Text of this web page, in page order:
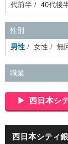
代前半
40代後
性別
男性
女性 無
職業
ポーツ関連
広
品
アミューズ
ダル・葬祭
メ
西日本シ
西日本シティ